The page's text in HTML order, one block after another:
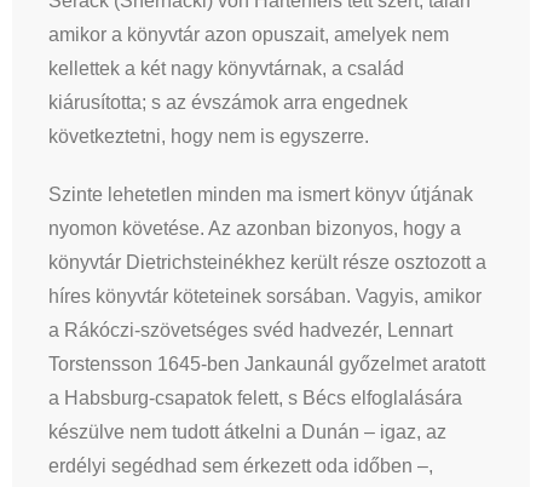
amikor a könyvtár azon opuszait, amelyek nem
kellettek a két nagy könyvtárnak, a család
kiárusította; s az évszámok arra engednek
következtetni, hogy nem is egyszerre.
Szinte lehetetlen minden ma ismert könyv útjának
nyomon követése. Az azonban bizonyos, hogy a
könyvtár Dietrichsteinékhez került része osztozott a
híres könyvtár köteteinek sorsában. Vagyis, amikor
a Rákóczi-szövetséges svéd hadvezér, Lennart
Torstensson 1645-ben Jankaunál győzelmet aratott
a Habsburg-csapatok felett, s Bécs elfoglalására
készülve nem tudott átkelni a Dunán – igaz, az
erdélyi segédhad sem érkezett oda időben –,